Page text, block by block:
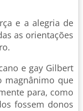
e a alegria de
as orientações
e gay Gilbert
magnânimo que
para, como
fossem donos